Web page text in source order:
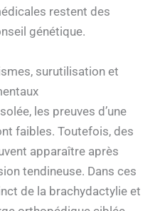
restent des
génétique.
surutilisation et
les preuves d’une
faibles. Toutefois, des
apparaître après
tendineuse. Dans ces
de la brachydactylie et